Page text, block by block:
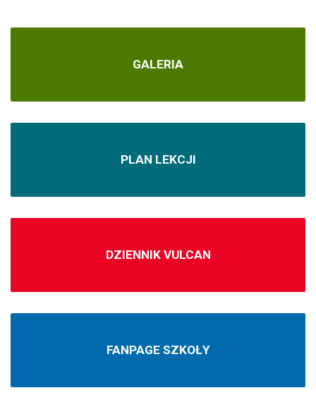
GALERIA
PLAN LEKCJI
DZIENNIK VULCAN
FANPAGE SZKOŁY